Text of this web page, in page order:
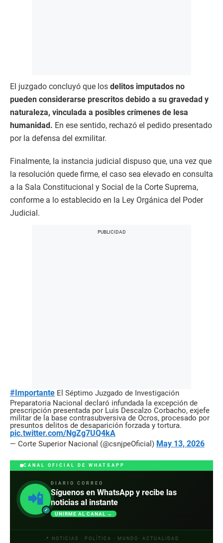
El juzgado concluyó que los delitos imputados no
pueden considerarse prescritos debido a su gravedad y
naturaleza, vinculada a posibles crímenes de lesa
humanidad. En ese sentido, rechazó el pedido presentado
por la defensa del exmilitar.
Finalmente, la instancia judicial dispuso que, una vez que
la resolución quede firme, el caso sea elevado en consulta
a la Sala Constitucional y Social de la Corte Suprema,
conforme a lo establecido en la Ley Orgánica del Poder
Judicial.
#Importante El Séptimo Juzgado de Investigación
Preparatoria Nacional declaró infundada la excepción de
prescripción presentada por Luis Descalzo Corbacho, exjefe
militar de la base contrasubversiva de Ocros, procesado por
presuntos delitos de desaparición forzada y tortura.
pic.twitter.com/NgZg7UQ4kA
— Corte Superior Nacional (@csnjpeOficial) May 13, 2026
CANAL OFICIAL DE WHATSAPP
📲
✓
DIARIO CORREO
Síguenos en WhatsApp y recibe las
noticias al instante
UNIRME AL CANAL →
📍 NOTICIAS · POLÍTICA · MUNDO· ACTUALIDAD